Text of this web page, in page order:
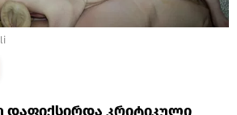
დაფიქსირდა კრიტიკული